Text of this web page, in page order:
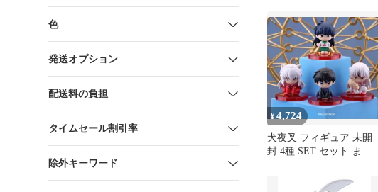
色
発送オプション
配送料の負担
タイムセール割引率
除外キーワード
¥4,724
犬夜叉 フィギュア 未開
封 4種 SET セット まと